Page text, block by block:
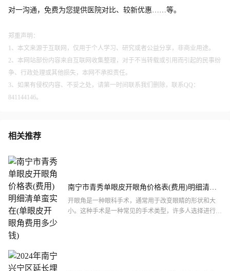
对一沟通，免费为您提供医院对比、较新优惠……等。
郑重声明：
1、本文来源于互联网，仅用于个人学习、研究或者公益分享，非商业用途。
2、本网站部份内容来自互联网收集整理，对于不当转载或引用而引起的民事纷
争、行政处理或其他损失，本网不承担责任。
3、如果有侵权内容、不妥之处，请第一时间联系我们删除，联系QQ：
841144146。
相关推荐
南宁市青秀单眼皮开眼角价格表(费用)明细清单
蛮实在(单眼皮开眼角费用多少钱)
开眼角是一种眼科手术，通常用于改变眼睛的形状和大
小。这种手术是一种常见的手术类型，许多人选择进行开